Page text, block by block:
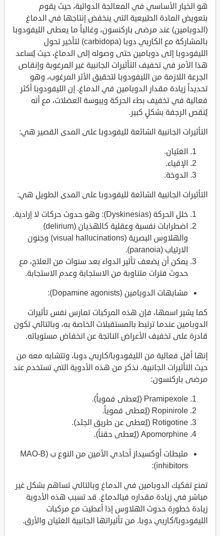
هو الخيار الأساسي في المعالجة الدوائية، حيث يقوم
بتعويض المادة الطبيعية التي ينخفض إنتاجها في الدماغ
(الدوبامين) عند مرضى باركنسون، وغالباً ما يعطى الليفودوبا
بالمشاركة مع الكاربي دوبا (carbidopa) لتأخير تحول
الليفودوبا إلى دوبامين حتى وصوله إلى الدماغ، حيث يُساعد
هذا الأمر في تخفيف التأثيرات الجانبية غير المرغوبة وإنقاص
الجرعة اللازمة من الليفودوبا لتحقيق الأثر المرغوب، وهو
تحديداً زيادة مقدار الدوبامين في الدماغ. إن الليفودوبا أكثر
فعالية في تخفيف بطء الحركة ويبوسة العضلات، مع أنه
يُنقص الرجفة بشكلٍ كبير.
التأثيرات الجانبية الشائعة لليفودوبا على المدى القصير هي:
الغثيان.
الإقياء.
الدوخة.
التأثيرات الجانبية الشائعة لليفودوبا على المدى الطويل هي:
خلل الحركة (Dyskinesias): وهو حدوث حركات لا إرادية.
اضطرابات نفسية وعقلية كالهذيان (delirium)
والهلاوس البصرية (visual hallucinations) وجنون
الارتياب (paranoia).
يمكن أن يضعف تأثير الدواء بعد سنوات من العلاج، مع
حدوث فترات متناوبة من الاستجابة وعدم الاستجابة.
مشابهات الدوبامين (Dopamine agonists):
كما يشير اسمها، فإن هذه المركبات تمارس نفس تأثيرات
الدوبامين عندما ترتبط بالمستقبلات الخاصة به، وبالتالي تكون
قادرة على تخفيف الأعراض الناتجة عن انخفاض مستوياته.
إنها أقل فعالية من الليفودوبا/كاربي دوبا، وتتشابه معه من
حيث التأثيرات الجانبية. نذكر من هذه الأدوية التي تستخدم عند
مرضى باركنسون:
Pramipexole (يُعطى فموياً).
Ropinirole (يُعطى فموياً.
Rotigotine (يُعطى عن طريق الجلد).
Apomorphine (يُعطى حقناً).
مثبطات أوكسيداز أحادي الأمين من النوع ب (MAO-B
inhibitors):
تمنع تفكيك الدوبامين في الدماغ وبالتالي تساهم بشكل غير
مباشر في زيادة مقداره فيالدماغ. قد تسبب هذه الأدوية
زيادة خطورة حدوث الهلاوس إذا أعطيت مع مركبات
الليفودوبا/كاربي دوبا. من تأثيراتها الجانبية الغثيان والأرق.